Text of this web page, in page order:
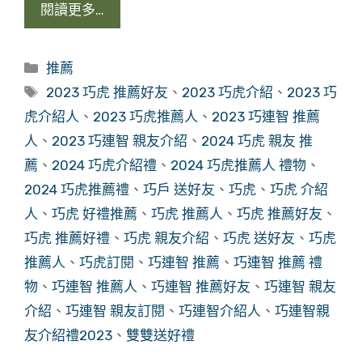
閱讀更多…
分
類
推薦
標
籤
2023 巧虎 推薦好友 、 2023 巧虎介紹 、 2023 巧
虎介紹人 、 2023 巧虎推薦人 、 2023 巧連智 推薦
人 、 2023 巧連智 親友介紹 、 2024 巧虎 親友 推
薦 、 2024 巧虎介紹禮 、 2024 巧虎推薦人 禮物 、
2024 巧虎推薦禮 、 巧戶 送好友 、 巧虎 、 巧虎 介紹
人 、 巧虎 好禮推薦 、 巧虎 推薦人 、 巧虎 推薦好友 、
巧虎 推薦好禮 、 巧虎 親友介紹 、 巧虎 送好友 、 巧虎
推薦人 、 巧虎訂閱 、 巧連智 推薦 、 巧連智 推薦 禮
物 、 巧連智 推薦人 、 巧連智 推薦好友 、 巧連智 親友
介紹 、 巧連智 親友訂閱 、 巧連智介紹人 、 巧連智親
友介紹禮2023 、 雙雙送好禮